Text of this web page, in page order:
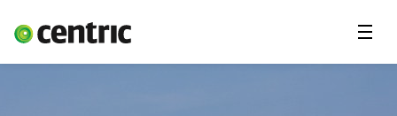
Oplossingen